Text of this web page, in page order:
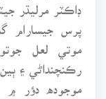
ڊاڪٽر مرليڌر
پرس جيسارام
موتي لعل
رڪنچنداڻي ۽ ٻين
موجوده دؤر